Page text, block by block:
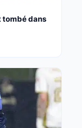
tombé dans